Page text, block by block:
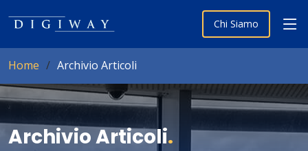
Chi Siamo
Home Archivio Articoli
Archivio Articoli.